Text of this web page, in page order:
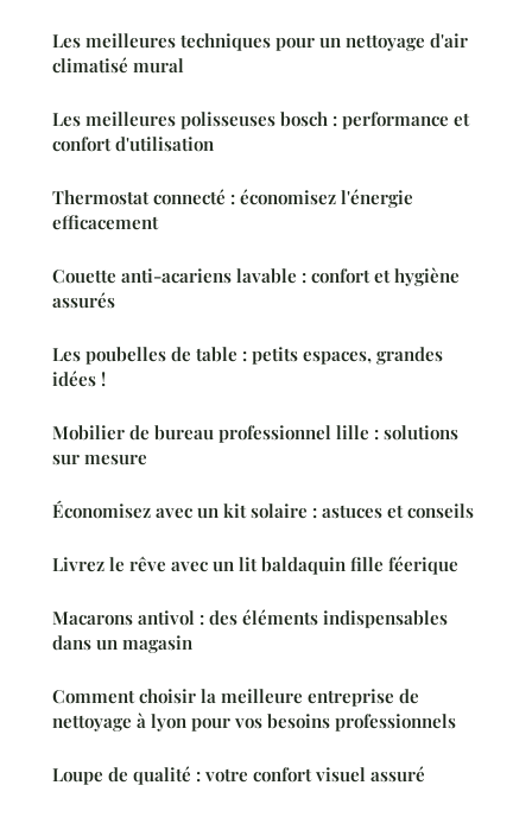
Les meilleures techniques pour un nettoyage d'air
climatisé mural
Les meilleures polisseuses bosch : performance et
confort d'utilisation
Thermostat connecté : économisez l'énergie
efficacement
Couette anti-acariens lavable : confort et hygiène
assurés
Les poubelles de table : petits espaces, grandes
idées !
Mobilier de bureau professionnel lille : solutions
sur mesure
Économisez avec un kit solaire : astuces et conseils
Livrez le rêve avec un lit baldaquin fille féerique
Macarons antivol : des éléments indispensables
dans un magasin
Comment choisir la meilleure entreprise de
nettoyage à lyon pour vos besoins professionnels
Loupe de qualité : votre confort visuel assuré